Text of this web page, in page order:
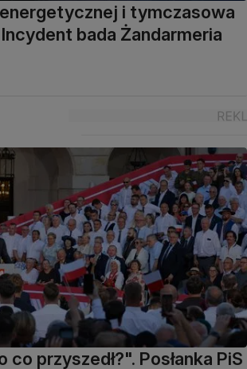
i tymczasowa
bada Żandarmeria
co przyszedł?". Posłanka PiS